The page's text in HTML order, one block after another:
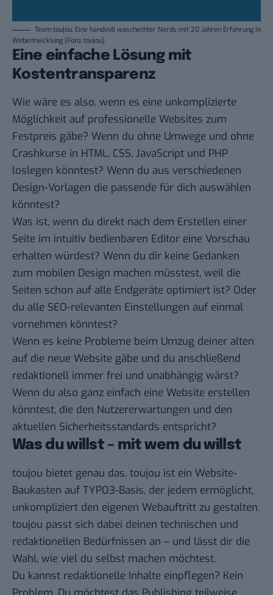
Team toujou: Eine handvoll waschechter Nerds mit 20 Jahren Erfahrung in
Webentwicklung (Foto: toujou)
Eine einfache Lösung mit
Kostentransparenz
Wie wäre es also, wenn es eine unkomplizierte
Möglichkeit auf professionelle Websites zum
Festpreis gäbe? Wenn du ohne Umwege und ohne
Crashkurse in HTML, CSS, JavaScript und PHP
loslegen könntest? Wenn du aus verschiedenen
Design-Vorlagen die passende für dich auswählen
könntest?
Was ist, wenn du direkt nach dem Erstellen einer
Seite im intuitiv bedienbaren Editor eine Vorschau
erhalten würdest? Wenn du dir keine Gedanken
zum mobilen Design machen müsstest, weil die
Seiten schon auf alle Endgeräte optimiert ist? Oder
du alle SEO-relevanten Einstellungen auf einmal
vornehmen könntest?
Wenn es keine Probleme beim Umzug deiner alten
auf die neue Website gäbe und du anschließend
redaktionell immer frei und unabhängig wärst?
Wenn du also ganz einfach eine Website erstellen
könntest, die den Nutzererwartungen und den
aktuellen Sicherheitsstandards entspricht?
Was du willst – mit wem du willst
toujou bietet genau das. toujou ist ein Website-
Baukasten auf TYPO3-Basis, der jedem ermöglicht,
unkompliziert den eigenen Webauftritt zu gestalten.
toujou passt sich dabei deinen technischen und
redaktionellen Bedürfnissen an – und lässt dir die
Wahl, wie viel du selbst machen möchtest.
Du kannst redaktionelle Inhalte einpflegen? Kein